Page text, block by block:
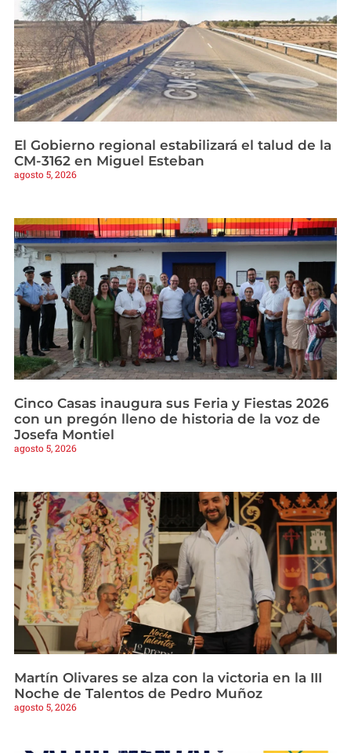
El Gobierno regional estabilizará el talud de la
CM-3162 en Miguel Esteban
agosto 5, 2026
Cinco Casas inaugura sus Feria y Fiestas 2026
con un pregón lleno de historia de la voz de
Josefa Montiel
agosto 5, 2026
Martín Olivares se alza con la victoria en la III
Noche de Talentos de Pedro Muñoz
agosto 5, 2026